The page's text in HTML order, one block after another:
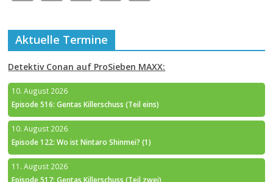
Aktuelle Termine
Detektiv Conan auf ProSieben MAXX:
10. August 2026
Episode 516: Gentas Killerschuss (Teil eins)
10. August 2026
Episode 122: Wo ist Nintaro Shinmei? (1)
11. August 2026
Episode 517: Gentas Killerschuss (Teil zwei)